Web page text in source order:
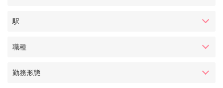
駅
職種
勤務形態